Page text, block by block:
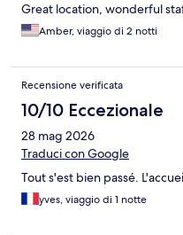
Great location, wonderful
Amber, viaggio di 2 notti
Recensione verificata
10/10 Eccezionale
28 mag 2026
Traduci con Google
Tout s'est bien passé.
yves, viaggio di 1 notte